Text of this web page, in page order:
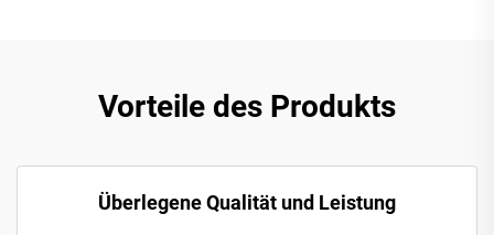
Vorteile des Produkts
Überlegene Qualität und Leistung